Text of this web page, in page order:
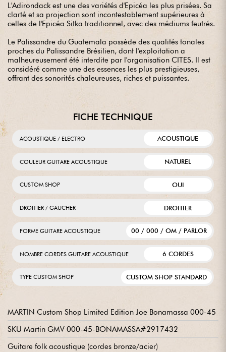
L'Adirondack est une des variétés d'Epicéa les plus prisées. Sa
clarté et sa projection sont incontestablement supérieures à
celles de l'Epicéa Sitka traditionnel, avec des médiums feutrés.
Le Palissandre du Guatemala possède des qualités tonales
proches du Palissandre Brésilien, dont l'exploitation a
malheureusement été interdite par l'organisation CITES. Il est
considéré comme une des essences les plus prestigieuses,
offrant des sonorités chaleureuses, riches et puissantes.
FICHE TECHNIQUE
ACOUSTIQUE / ELECTRO ACOUSTIQUE
COULEUR GUITARE ACOUSTIQUE NATUREL
CUSTOM SHOP OUI
DROITIER / GAUCHER DROITIER
FORME GUITARE ACOUSTIQUE 00 / 000 / OM / PARLOR
NOMBRE CORDES GUITARE ACOUSTIQUE 6 CORDES
TYPE CUSTOM SHOP CUSTOM SHOP STANDARD
MARTIN Custom Shop Limited Edition Joe Bonamassa 000-45
SKU Martin GMV 000-45-BONAMASSA#2917432
Guitare folk acoustique (cordes bronze/acier)